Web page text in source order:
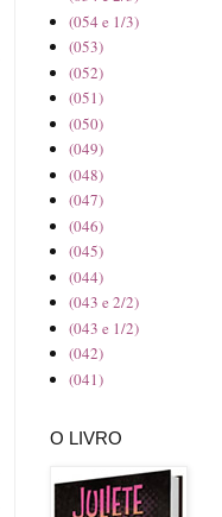
(054 e 1/3)
(053)
(052)
(051)
(050)
(049)
(048)
(047)
(046)
(045)
(044)
(043 e 2/2)
(043 e 1/2)
(042)
(041)
O LIVRO